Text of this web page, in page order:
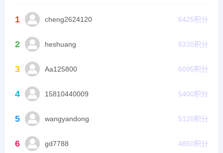
1 cheng2624120 6425积分
2 heshuang 6320积分
3 Aa125800 6095积分
4 15810440009 5400积分
5 wangyandong 5120积分
6 gd7788 4850积分